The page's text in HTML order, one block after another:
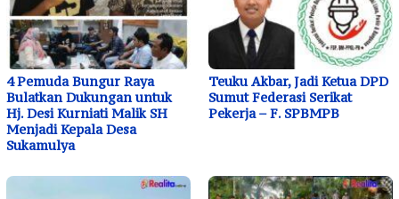
4 Pemuda Bungur Raya
Bulatkan Dukungan untuk
Hj. Desi Kurniati Malik SH
Menjadi Kepala Desa
Sukamulya
Teuku Akbar, Jadi Ketua DPD
Sumut Federasi Serikat
Pekerja – F. SPBMPB